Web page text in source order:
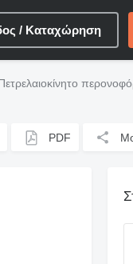
/ Καταχώρηση
PDF